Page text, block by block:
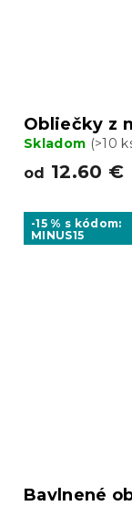
Obliečky z
Skladom (>10
od 12.60 €
-15 % s kódom:
MINUS15
Bavlnené